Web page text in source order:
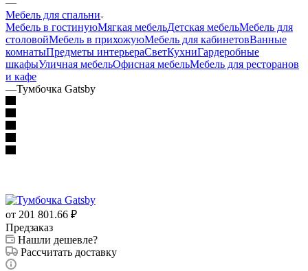
Мебель для спальни
Мебель в гостинуюМягкая мебельДетская мебельМебель для
столовойМебель в прихожуюМебель для кабинетовВанные
комнатыПредметы интерьераСветКухниГардеробные
шкафыУличная мебельОфисная мебельМебель для ресторанов
и кафе
—Тумбочка Gatsby
от 201 801.66 ₽
Предзаказ
Нашли дешевле?
Рассчитать доставку